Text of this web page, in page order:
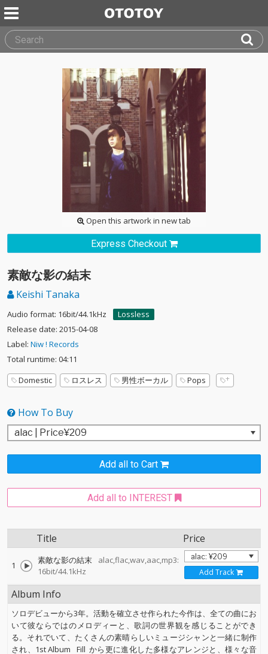
Open this artwork in new tab
Express Checkout
素敵な影の結末
Keishi Tanaka
Audio format: 16bit/44.1kHz
Lossless
Release date: 2015-04-08
Label: Niw ! Records
Total runtime: 04:11
Domestic
ロスレス 男性ボーカル Pops
How To Buy
Add all to Cart
Add all to INTEREST
Title Price
1 素敵な影の結末
alac,flac,wav,aac,mp3:
16bit/44.1kHz
Add Track
Album Info
ソロデビューから3年。活動を確立させ作られた今作は、全ての曲にお
いて彼ならではのメロディーと、歌詞の世界観を感じることができ
る。それでいて、たくさんの素晴らしいミュージシャンと一緒に制作
され、1st Album
Fill から更に進化した多様なアレンジと、様々な音